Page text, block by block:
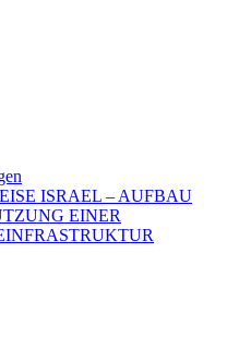
ISRAEL – AUFBAU
EINER